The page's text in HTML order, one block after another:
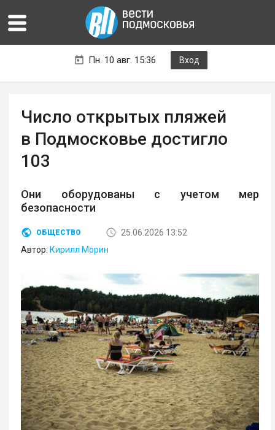
Пн. 10 авг. 15:36 Вход
Число открытых пляжей
в Подмосковье достигло
103
Они оборудованы с учетом мер
безопасности
ОБЩЕСТВО
25.06.2026 13:52
Автор: Кирилл Морин